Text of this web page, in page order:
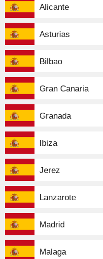
Alicante
Asturias
Bilbao
Gran Canaria
Granada
Ibiza
Jerez
Lanzarote
Madrid
Malaga